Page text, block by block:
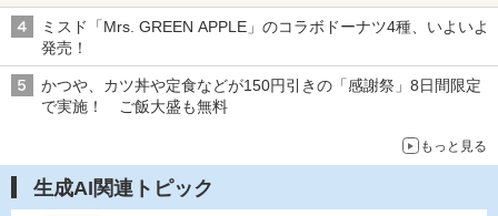
ミスド「Mrs. GREEN APPLE」のコラボドーナツ4種、いよいよ
発売！
かつや、カツ丼や定食などが150円引きの「感謝祭」8日間限定
で実施！ ご飯大盛も無料
もっと見る
生成AI関連トピック